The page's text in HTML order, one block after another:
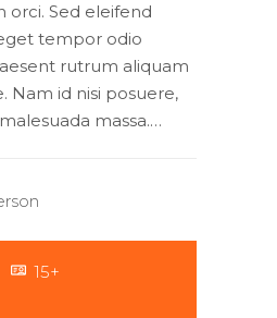
orci. Sed eleifend
tempor odio
rutrum aliquam
Nam id nisi posuere,
massa.…
15+